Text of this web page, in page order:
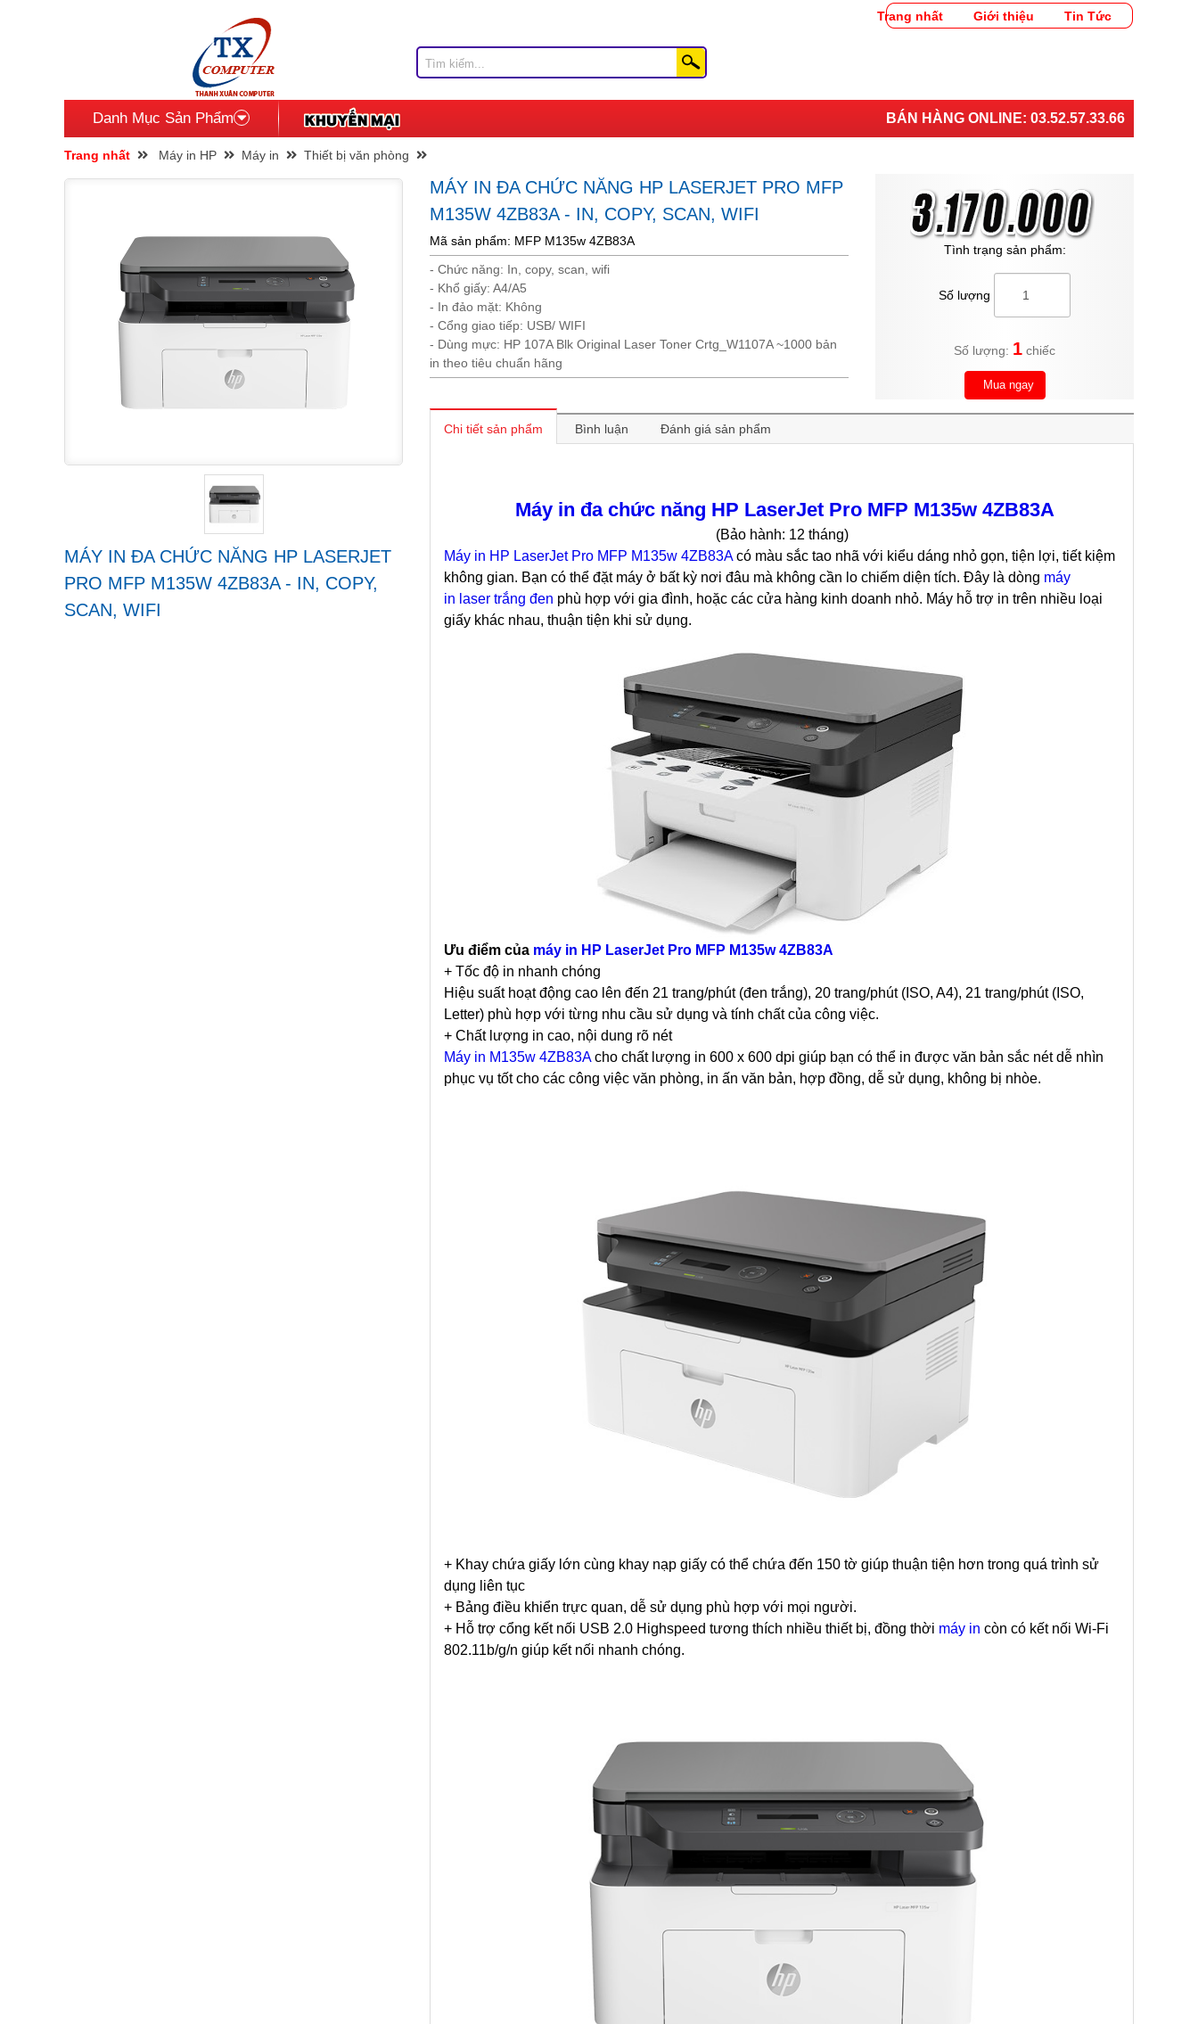
Trang nhất Giới thiệu Tin Tức
Danh Mục Sản Phẩm BÁN HÀNG ONLINE: 03.52.57.33.66
Trang nhất Máy in HP Máy in Thiết bị văn phòng
MÁY IN ĐA CHỨC NĂNG HP LASERJET
PRO MFP M135W 4ZB83A - IN, COPY,
SCAN, WIFI
MÁY IN ĐA CHỨC NĂNG HP LASERJET PRO MFP
M135W 4ZB83A - IN, COPY, SCAN, WIFI
Mã sản phẩm: MFP M135w 4ZB83A
- Chức năng: In, copy, scan, wifi
- Khổ giấy: A4/A5
- In đảo mặt: Không
- Cổng giao tiếp: USB/ WIFI
- Dùng mực: HP 107A Blk Original Laser Toner Crtg_W1107A ~1000 bản
in theo tiêu chuẩn hãng
Tình trạng sản phẩm:
Số lượng
Số lượng: 1 chiếc
Mua ngay
Chi tiết sản phẩm Bình luận Đánh giá sản phẩm
Máy in đa chức năng HP LaserJet Pro MFP M135w 4ZB83A
(Bảo hành: 12 tháng)
Máy in HP LaserJet Pro MFP M135w 4ZB83Acó màu sắc tao nhã với kiểu dáng nhỏ gọn, tiện lợi, tiết kiệm
không gian. Bạn có thể đặt máy ở bất kỳ nơi đâu mà không cần lo chiếm diện tích. Đây là dòng máy
in laser trắng đen phù hợp với gia đình, hoặc các cửa hàng kinh doanh nhỏ. Máy hỗ trợ in trên nhiều loại
giấy khác nhau, thuận tiện khi sử dụng.
Ưu điểm của máy in HP LaserJet Pro MFP M135w 4ZB83A
+ Tốc độ in nhanh chóng
Hiệu suất hoạt động cao lên đến 21 trang/phút (đen trắng), 20 trang/phút (ISO, A4), 21 trang/phút (ISO,
Letter) phù hợp với từng nhu cầu sử dụng và tính chất của công việc.
+ Chất lượng in cao, nội dung rõ nét
Máy in M135w 4ZB83Acho chất lượng in 600 x 600 dpi giúp bạn có thể in được văn bản sắc nét dễ nhìn
phục vụ tốt cho các công việc văn phòng, in ấn văn bản, hợp đồng, dễ sử dụng, không bị nhòe.
+ Khay chứa giấy lớn cùng khay nạp giấy có thể chứa đến 150 tờ giúp thuận tiện hơn trong quá trình sử
dụng liên tục
+ Bảng điều khiển trực quan, dễ sử dụng phù hợp với mọi người.
+ Hỗ trợ cổng kết nối USB 2.0 Highspeed tương thích nhiều thiết bị, đồng thời máy in còn có kết nối Wi-Fi
802.11b/g/n giúp kết nối nhanh chóng.